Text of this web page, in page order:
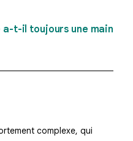
a-t-il toujours une main
complexe, qui